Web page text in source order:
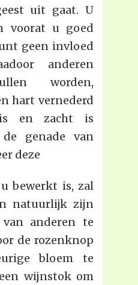
uit gaat. U
voorat u goed
geen invloed
anderen
worden,
hart vernederd
en zacht is
genade van
deze
bewerkt is, zal
natuurlijk zijn
anderen te
de rozenknop
bloem te
wijnstok om